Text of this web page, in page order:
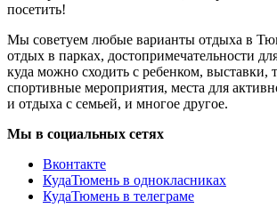
посетить!
Мы советуем любые варианты отдыха в
отдых в парках, достопримечательности
куда можно сходить с ребенком, выставки,
спортивные мероприятия, места для
и отдыха с семьей, и многое другое.
Мы в социальных сетях
Вконтакте
КудаТюмень в однокласниках
КудаТюмень в телеграме